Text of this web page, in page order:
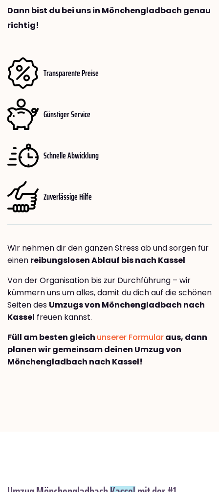
Dann bist du bei uns in Mönchengladbach genau
richtig!
Transparente Preise
Günstiger Service
Schnelle Abwicklung
Zuverlässige Hilfe
Wir nehmen dir den ganzen Stress ab und sorgen für
einen reibungslosen Ablauf bis nach Kassel
Von der Organisation bis zur Durchführung – wir
kümmern uns um alles, damit du dich auf die schönen
Seiten des Umzugs von Mönchengladbach nach
Kassel freuen kannst.
Füll am besten gleich unserer Formularaus, dann
planen wir gemeinsam deinen Umzug von
Mönchengladbach nach Kassel!